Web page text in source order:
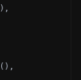
) ,
( ) ,